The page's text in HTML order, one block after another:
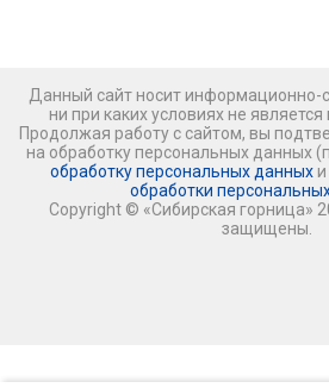
Данный сайт носит информационно-
ни при каких условиях не
Продолжая работу с сайтом, вы
на обработку персональных данных
обработку персональных данных и
обработки
Copyright © «Сибирская горница»
защищены.